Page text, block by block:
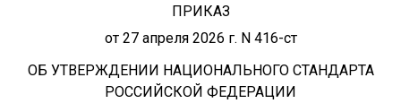
ПРИКАЗ
от 27 апреля 2026 г. N 416-ст
ОБ УТВЕРЖДЕНИИ НАЦИОНАЛЬНОГО СТАНДАРТА
РОССИЙСКОЙ ФЕДЕРАЦИИ